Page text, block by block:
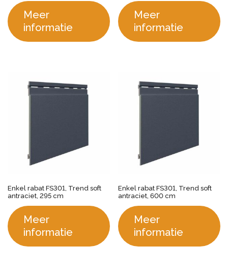
Meer
informatie
Meer
informatie
Enkel rabat FS301, Trend soft
antraciet, 295 cm
Meer
informatie
Enkel rabat FS301, Trend soft
antraciet, 600 cm
Meer
informatie